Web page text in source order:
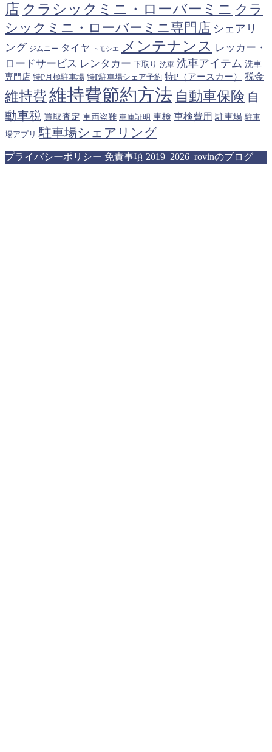
店 クラシックミニ・ローバーミニ クラ
シックミニ・ローバーミニ専門店 シェアリ
ング ジムニー タイヤ トモシエ メンテナンス レッカー・
ロードサービス レンタカー 下取り 洗車 洗車アイテム 洗車
専門店 特P月極駐車場 特P駐車場シェア予約 特P（アースカー） 税金
維持費 維持費節約方法 自動車保険 自
動車税 買取査定 車両盗難 車庫証明 車検 車検費用 駐車場 駐車
場アプリ 駐車場シェアリング
プライバシーポリシー 免責事項 2019–2026 rovinのブログ